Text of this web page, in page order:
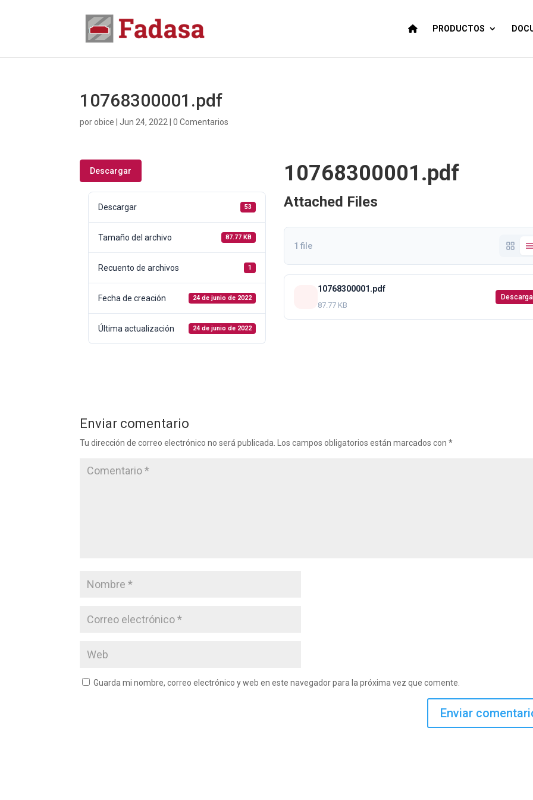
PRODUCTOS
10768300001.pdf
porobice |Jun 24, 2022 |0 Comentarios
Descargar
Descargar 53
Tamaño del archivo 87.77 KB
Recuento de archivos 1
Fecha de creación 24 de junio de 2022
Última actualización 24 de junio de 2022
10768300001.pdf
Attached Files
1 file
10768300001.pdf
87.77 KB
Enviar comentario
Tu dirección de correo electrónico no será publicada. Los campos obligatorios están marcados con*
Guarda mi nombre, correo electrónico y web en este navegador para la próxima vez que comente.